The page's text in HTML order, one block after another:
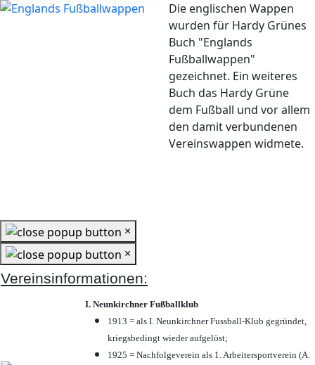
Die englischen Wappen
wurden für Hardy Grünes
Buch "Englands
Fußballwappen"
gezeichnet. Ein weiteres
Buch das Hardy Grüne
dem Fußball und vor allem
den damit verbundenen
Vereinswappen widmete.
×
×
Vereinsinformationen:
I. Neunkirchner Fußballklub
1913 = als I. Neunkirchner Fussball-Klub gegründet,
kriegsbedingt wieder aufgelöst;
1925 = Nachfolgeverein als 1. Arbeitersportverein (A.